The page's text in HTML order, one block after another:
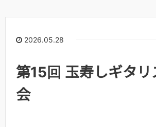
2026.05.28
第15回 玉寿しギタリ
会